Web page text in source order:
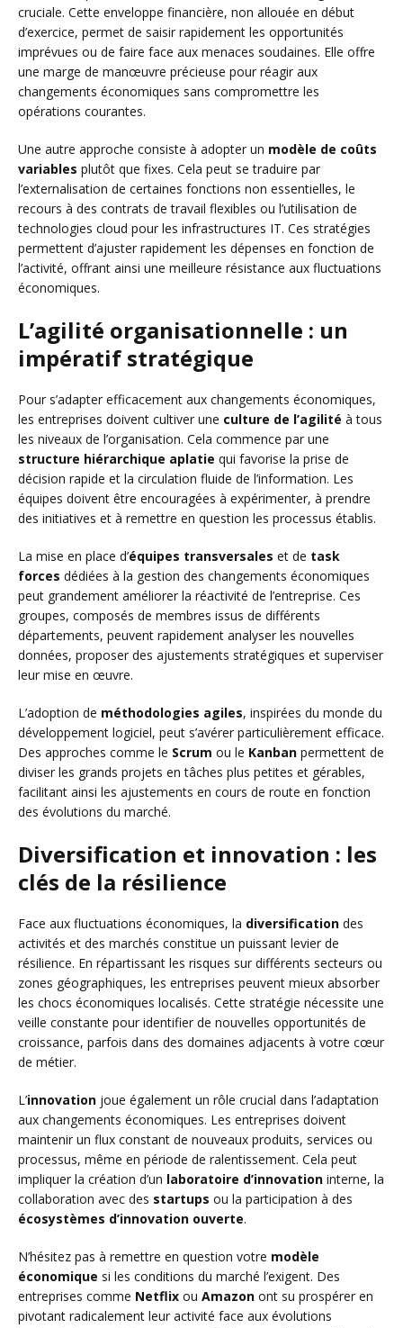
cruciale. Cette enveloppe financière, non allouée en début
d’exercice, permet de saisir rapidement les opportunités
imprévues ou de faire face aux menaces soudaines. Elle offre
une marge de manœuvre précieuse pour réagir aux
changements économiques sans compromettre les
opérations courantes.
Une autre approche consiste à adopter un modèle de coûts
variables plutôt que fixes. Cela peut se traduire par
l’externalisation de certaines fonctions non essentielles, le
recours à des contrats de travail flexibles ou l’utilisation de
technologies cloud pour les infrastructures IT. Ces stratégies
permettent d’ajuster rapidement les dépenses en fonction de
l’activité, offrant ainsi une meilleure résistance aux fluctuations
économiques.
L’agilité organisationnelle : un
impératif stratégique
Pour s’adapter efficacement aux changements économiques,
les entreprises doivent cultiver une culture de l’agilité à tous
les niveaux de l’organisation. Cela commence par une
structure hiérarchique aplatie qui favorise la prise de
décision rapide et la circulation fluide de l’information. Les
équipes doivent être encouragées à expérimenter, à prendre
des initiatives et à remettre en question les processus établis.
La mise en place d’équipes transversales et de task
forces dédiées à la gestion des changements économiques
peut grandement améliorer la réactivité de l’entreprise. Ces
groupes, composés de membres issus de différents
départements, peuvent rapidement analyser les nouvelles
données, proposer des ajustements stratégiques et superviser
leur mise en œuvre.
L’adoption de méthodologies agiles, inspirées du monde du
développement logiciel, peut s’avérer particulièrement efficace.
Des approches comme le Scrum ou le Kanban permettent de
diviser les grands projets en tâches plus petites et gérables,
facilitant ainsi les ajustements en cours de route en fonction
des évolutions du marché.
Diversification et innovation : les
clés de la résilience
Face aux fluctuations économiques, la diversification des
activités et des marchés constitue un puissant levier de
résilience. En répartissant les risques sur différents secteurs ou
zones géographiques, les entreprises peuvent mieux absorber
les chocs économiques localisés. Cette stratégie nécessite une
veille constante pour identifier de nouvelles opportunités de
croissance, parfois dans des domaines adjacents à votre cœur
de métier.
L’innovation joue également un rôle crucial dans l’adaptation
aux changements économiques. Les entreprises doivent
maintenir un flux constant de nouveaux produits, services ou
processus, même en période de ralentissement. Cela peut
impliquer la création d’un laboratoire d’innovation interne, la
collaboration avec des startups ou la participation à des
écosystèmes d’innovation ouverte.
N’hésitez pas à remettre en question votre modèle
économique si les conditions du marché l’exigent. Des
entreprises comme Netflix ou Amazon ont su prospérer en
pivotant radicalement leur activité face aux évolutions